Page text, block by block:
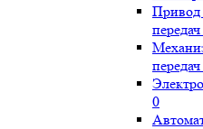
Привод
передач
передач
0